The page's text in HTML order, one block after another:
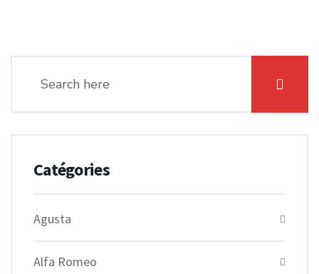
Catégories
Agusta
Alfa Romeo